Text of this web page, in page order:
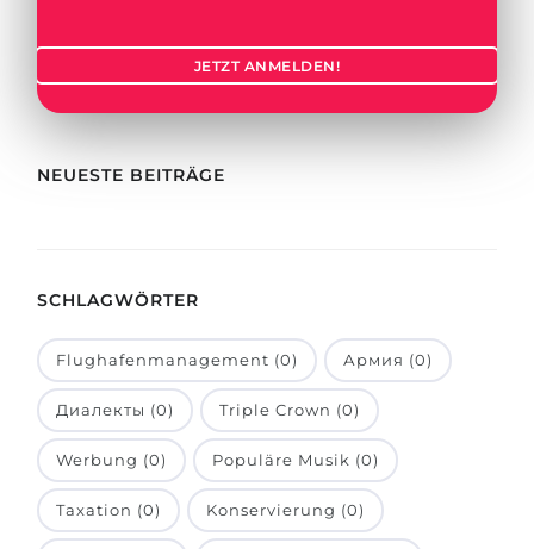
BERUFE
Beispiel-Stellenangebote
Holland-Test
Interessenkarte-Test
RIASEC-Test
Erfolgzu
100%
BEWERBEN FÜR FACHRICHTUNG …
Medizin
Physik
BEWERBEN AUS …
Russland
Ukraine
Kasachstan
Aserbaidschan
Armenien
JETZT ANMELDEN!
NEUESTE BEITRÄGE
SCHLAGWÖRTER
Flughafenmanagement (0) Армия (0)
Диалекты (0) Triple Crown (0)
Werbung (0) Populäre Musik (0)
Taxation (0) Konservierung (0)